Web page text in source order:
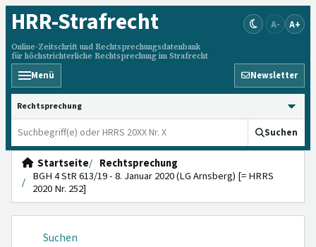
HRR-Strafrecht
Online-Zeitschrift und Rechtsprechungsdatenbank
für höchstrichterliche Rechtsprechung im Strafrecht
A- A+
Menü Newsletter
HRRS durchsuchen
Suchen
Startseite
Rechtsprechung
BGH 4 StR 613/19 - 8. Januar 2020 (LG Arnsberg) [= HRRS
2020 Nr. 252]
Suchen